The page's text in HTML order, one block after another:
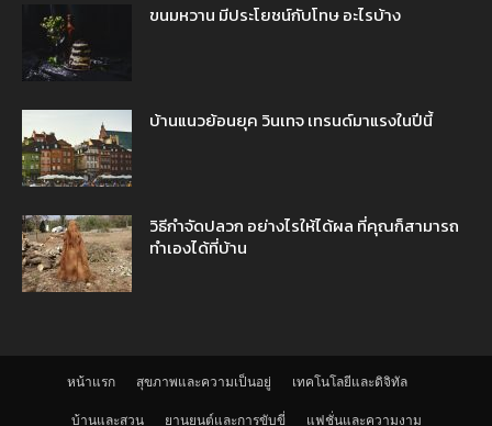
ขนมหวาน มีประโยชน์กับโทษ อะไรบ้าง
บ้านแนวย้อนยุค วินเทจ เทรนด์มาแรงในปีนี้
วิธีกำจัดปลวก อย่างไรให้ได้ผล ที่คุณก็สามารถ
ทำเองได้ที่บ้าน
หน้าแรก สุขภาพและความเป็นอยู่ เทคโนโลยีและดิจิทัล
บ้านและสวน ยานยนต์และการขับขี่ แฟชั่นและความงาม